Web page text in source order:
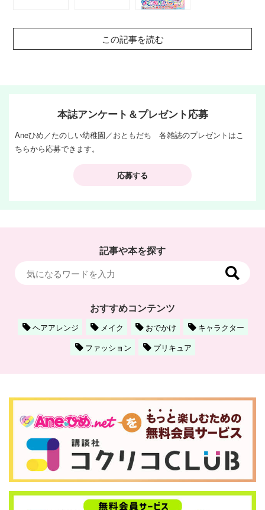
この記事を読む
本誌アンケート＆プレゼント応募
Aneひめ／たのしい幼稚園／おともだち 各雑誌のプレゼントはこ
ちらから応募できます。
応募する
記事や本を探す
おすすめコンテンツ
ヘアアレンジ メイク おでかけ
キャラクター
ファッション
プリキュア